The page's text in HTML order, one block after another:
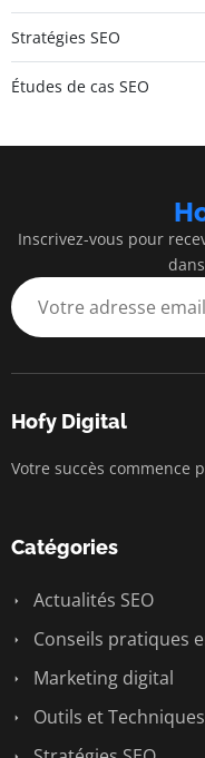
Stratégies SEO
Études de cas SEO
Inscrivez-vous pour
Hofy Digital
Votre succès commence
Catégories
Actualités SEO
Conseils pratiques
Marketing digital
Outils et Techniques